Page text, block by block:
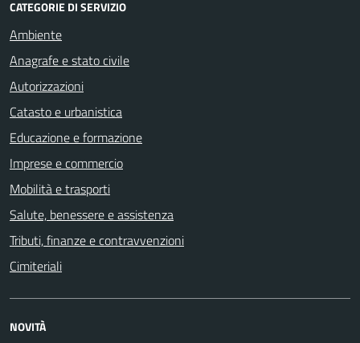
CATEGORIE DI SERVIZIO
Ambiente
Anagrafe e stato civile
Autorizzazioni
Catasto e urbanistica
Educazione e formazione
Imprese e commercio
Mobilità e trasporti
Salute, benessere e assistenza
Tributi, finanze e contravvenzioni
Cimiteriali
NOVITÀ